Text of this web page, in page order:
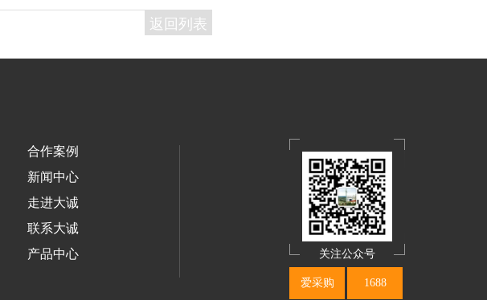
返回列表
合作案例
新闻中心
走进大诚
联系大诚
产品中心
关注公众号
爱采购 1688